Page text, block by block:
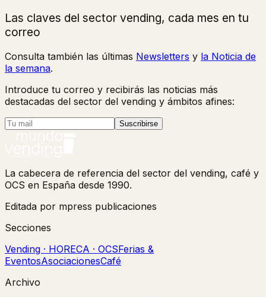
Las claves del sector vending, cada mes en tu
correo
Consulta también las últimas Newsletters y la Noticia de
la semana.
Introduce tu correo y recibirás las noticias más
destacadas del sector del vending y ámbitos afines:
Suscribirse
La cabecera de referencia del sector del vending, café y
OCS en España desde 1990.
Editada por mpress publicaciones
Secciones
Vending · HORECA · OCSFerias &
EventosAsociacionesCafé
Archivo